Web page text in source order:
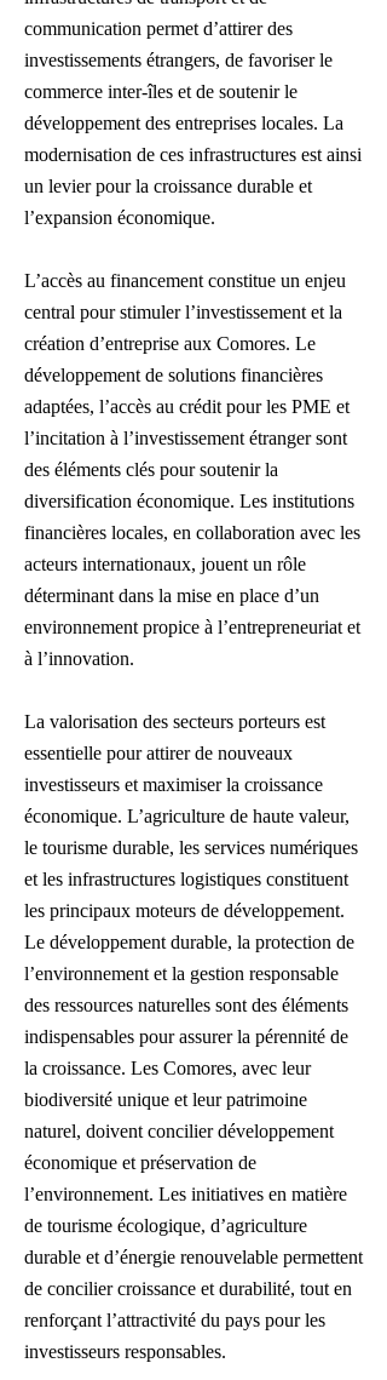
communication permet d’attirer des
investissements étrangers, de favoriser le
commerce inter-îles et de soutenir le
développement des entreprises locales. La
modernisation de ces infrastructures est ainsi
un levier pour la croissance durable et
l’expansion économique.
L’accès au financement constitue un enjeu
central pour stimuler l’investissement et la
création d’entreprise aux Comores. Le
développement de solutions financières
adaptées, l’accès au crédit pour les PME et
l’incitation à l’investissement étranger sont
des éléments clés pour soutenir la
diversification économique. Les institutions
financières locales, en collaboration avec les
acteurs internationaux, jouent un rôle
déterminant dans la mise en place d’un
environnement propice à l’entrepreneuriat et
à l’innovation.
La valorisation des secteurs porteurs est
essentielle pour attirer de nouveaux
investisseurs et maximiser la croissance
économique. L’agriculture de haute valeur,
le tourisme durable, les services numériques
et les infrastructures logistiques constituent
les principaux moteurs de développement.
Le développement durable, la protection de
l’environnement et la gestion responsable
des ressources naturelles sont des éléments
indispensables pour assurer la pérennité de
la croissance. Les Comores, avec leur
biodiversité unique et leur patrimoine
naturel, doivent concilier développement
économique et préservation de
l’environnement. Les initiatives en matière
de tourisme écologique, d’agriculture
durable et d’énergie renouvelable permettent
de concilier croissance et durabilité, tout en
renforçant l’attractivité du pays pour les
investisseurs responsables.